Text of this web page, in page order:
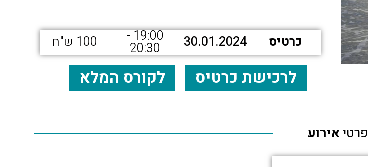
כרטיס 30.01.2024
19:00 -
20:30 100 ש"ח
לרכישת כרטיס לקורס המלא
פרטיאירוע